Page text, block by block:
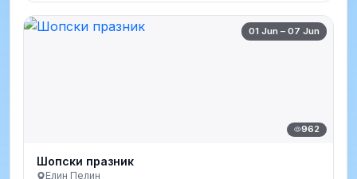
01 Jun – 07 Jun
962
Шопски празник
Елин Пелин